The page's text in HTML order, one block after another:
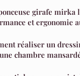
girafe mirka
et ergonomie
réaliser un
chambre